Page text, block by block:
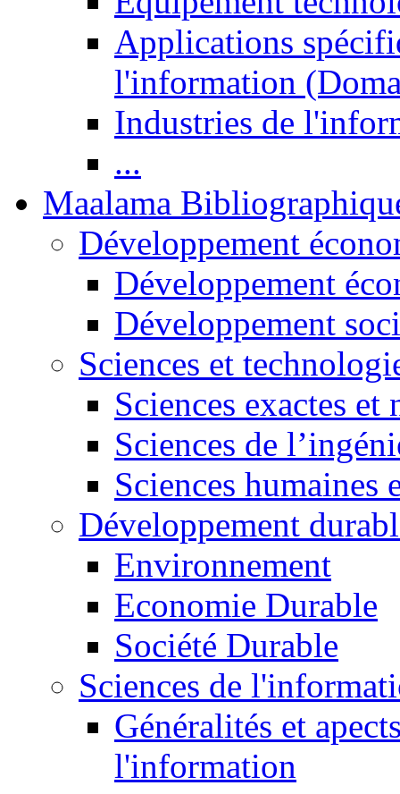
Applications
l'information
Industries de
...
Maalama
Développement
Développement
Développement
Sciences et
Sciences exactes et
Sciences de
Sciences humaines
Développement
Environnement
Economie Durable
Société Durable
Sciences de
Généralités et
l'information